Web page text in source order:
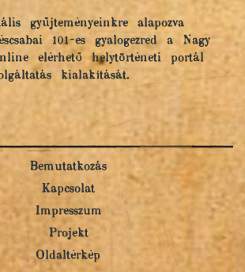
gyűjteményeinkre alapozva
101-es gyalogezred a Nagy
elérhető helytörténeti portál
kialakítását.
Bemutatkozás
Kapcsolat
Impresszum
Projekt
Oldaltérkép